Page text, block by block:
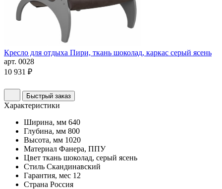
Кресло для отдыха Пири, ткань шоколад, каркас серый ясень
арт. 0028
10 931 ₽
Быстрый заказ
Характеристики
Ширина, мм 640
Глубина, мм 800
Высота, мм 1020
Материал Фанера, ППУ
Цвет ткань шоколад, серый ясень
Стиль Скандинавский
Гарантия, мес 12
Страна Россия